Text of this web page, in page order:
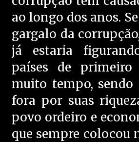
ao longo dos anos.
gargalo da
já estaria
países de
muito tempo, sendo
fora por suas
povo ordeiro e
que sempre colocou